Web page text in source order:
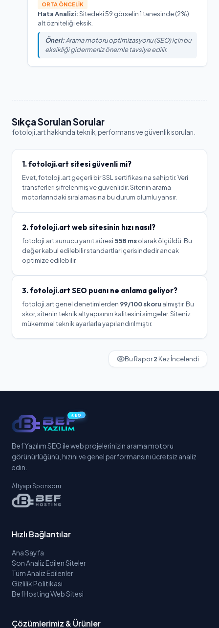
ORTA ÖNCELIK
Hata Analizi:Sitedeki 59 görselin 1 tanesinde (2%)
alt özniteliği eksik.
Öneri:Arama motoru optimizasyonu (SEO) için bu
eksikliği gidermeniz önemle tavsiye edilir.
Sıkça Sorulan Sorular
fotoloji.art hakkında teknik, performans ve güvenlik soruları.
1.fotoloji.art sitesi güvenli mi?
Evet, fotoloji.art geçerli bir SSL sertifikasına sahiptir. Veri
transferleri şifrelenmiş ve güvenlidir. Sitenin arama
motorlarındaki sıralamasına bu durum olumlu yansır.
2.fotoloji.art web sitesinin hızı nasıl?
fotoloji.artsunucu yanıt süresi 558 msolarak ölçüldü. Bu
değer kabul edilebilir standartlar içerisindedir ancak
optimize edilebilir.
3.fotoloji.art SEO puanı ne anlama geliyor?
fotoloji.artgenel denetimlerden 99/100 skoru almıştır. Bu
skor, sitenin teknik altyapısının kalitesini simgeler.Siteniz
mükemmel teknik ayarlarla yapılandırılmıştır.
Bu Rapor2 Kez İncelendi
SEO
Bef Yazılım SEO ile web projelerinizin arama motoru
görünürlüğünü, hızını ve genel performansını ücretsiz analiz
edin.
Altyapı Sponsoru:
Hızlı Bağlantılar
Ana Sayfa
Son Analiz Edilen Siteler
Tüm Analiz Edilenler
Gizlilik Politikası
BefHosting Web Sitesi
Çözümlerimiz & Ürünler